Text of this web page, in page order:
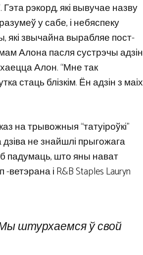
рэкорд, які вывучае назву
у сабе, і небяспеку
які звычайна вырабляе пост-
Алона пасля сустрэчы адзін
Алон. “Мне так
стаць блізкім. Ён адзін з маіх
на трывожныя “татуіроўкі”
не знайшлі прыгожага
падумаць, што яны нават
і R&B Staples Lauryn
штурхаемся ў свой